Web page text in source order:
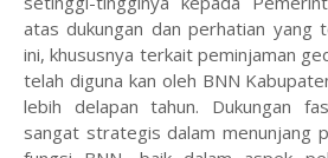
atas dukungan dan perhatian yang
ini, khususnya terkait peminjaman
telah diguna kan oleh BNN
lebih delapan tahun. Dukungan
sangat strategis dalam menunjang